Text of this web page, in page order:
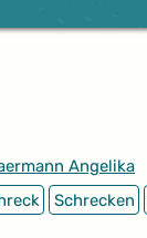
Angelika
Schrecken